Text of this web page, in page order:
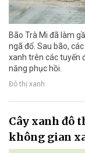
Bão Trà Mi đã làm
ngã đổ. Sau bão,
xanh trên các tuyến
năng phục hồi.
Đô thị xanh
Cây xanh đô
không gian